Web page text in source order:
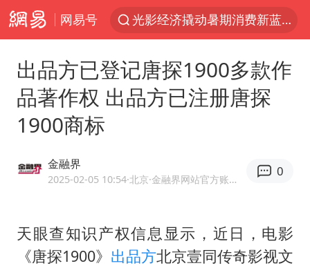
网易号
光影经济撬动暑期消费新蓝海
新疆优化调整景区内自驾服务费
黄金牛市回来了吗
倪萍赵雅芝同框亮相红毯
白海豚将正面袭击贯穿浙江
《欢迎来龙餐馆》口碑
出品方已登记唐探1900多款作
品著作权 出品方已注册唐探
1900商标
金融界
2025-02-05 10:54·北京 ·金融界网站官方账号 优质财经领域创作者
0
天眼查知识产权信息显示，近日，电影
《唐探1900》 出品方北京壹同传奇影视文